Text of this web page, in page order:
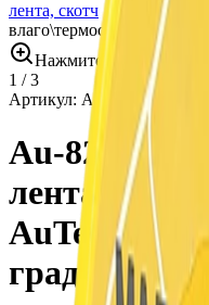
лента, скотч
Au-8225Y
влаго\термостойкая
Нажмите для
1 /3
Артикул: Au-8225Y
Au-8225Y
лента
AuTech
градусов,